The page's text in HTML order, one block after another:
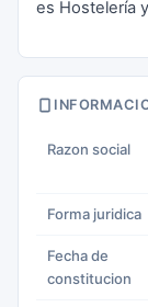
es Hostelería
Razon social
Forma juridica
Fecha de
constitucion